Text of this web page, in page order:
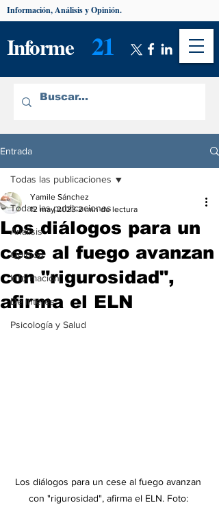
Informe 21
Información, Análisis y Opinión.
Entrada
Todas las publicaciones
Análisis
Opinión
Información
De interés
Psicología y Salud
Todas las publicaciones
Los diálogos para un
cese al fuego avanzan
con "rigurosidad",
afirma el ELN
Yamile Sánchez
12 may 2023 2 min de lectura
Los diálogos para un cese al fuego avanzan
con "rigurosidad", afirma el ELN. Foto: